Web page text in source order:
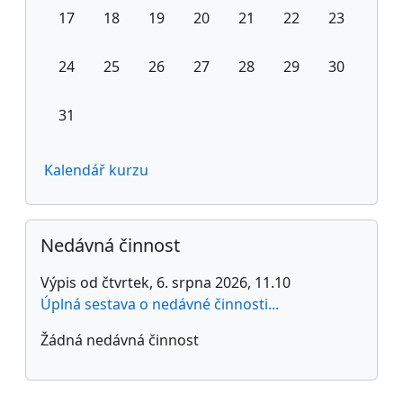
Žádné události, pondělí, 17. srpna
17 Žádné události, úterý, 18. srpna
18 Žádné události, středa, 19. srpna
19 Žádné události, čtvrtek, 20.
20 Žádné události, pátek,
21 Žádné události,
22 Žádné
23
Žádné události, pondělí, 24. srpna
24 Žádné události, úterý, 25. srpna
25 Žádné události, středa, 26. srpna
26 Žádné události, čtvrtek, 27.
27 Žádné události, pátek,
28 Žádné události,
29 Žádné
30
Žádné události, pondělí, 31. srpna
31
Kalendář kurzu
Přeskočit: Nedávná činnost
Nedávná činnost
Výpis od čtvrtek, 6. srpna 2026, 11.10
Úplná sestava o nedávné činnosti...
Žádná nedávná činnost